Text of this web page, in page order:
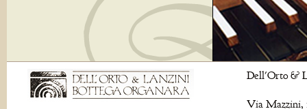
Dell'Orto &
Via Mazzini,